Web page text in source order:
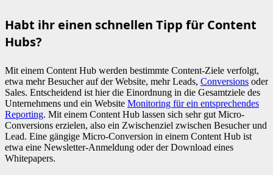
Habt ihr einen schnellen Tipp für Content
Hubs?
Mit einem Content Hub werden bestimmte Content-Ziele verfolgt,
etwa mehr Besucher auf der Website, mehr Leads, Conversions oder
Sales. Entscheidend ist hier die Einordnung in die Gesamtziele des
Unternehmens und ein Website Monitoring für ein entsprechendes
Reporting. Mit einem Content Hub lassen sich sehr gut Micro-
Conversions erzielen, also ein Zwischenziel zwischen Besucher und
Lead. Eine gängige Micro-Conversion in einem Content Hub ist
etwa eine Newsletter-Anmeldung oder der Download eines
Whitepapers.